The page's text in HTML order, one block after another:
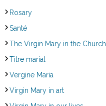
Rosary
Santé
The Virgin Mary in the Church
Titre marial
Vergine Maria
Virgin Mary in art